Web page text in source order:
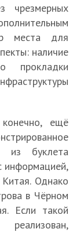
чрезмерных
места для
наличие
прокладки
ещё
из буклета
информацией,
Однако
в Чёрном
Если такой